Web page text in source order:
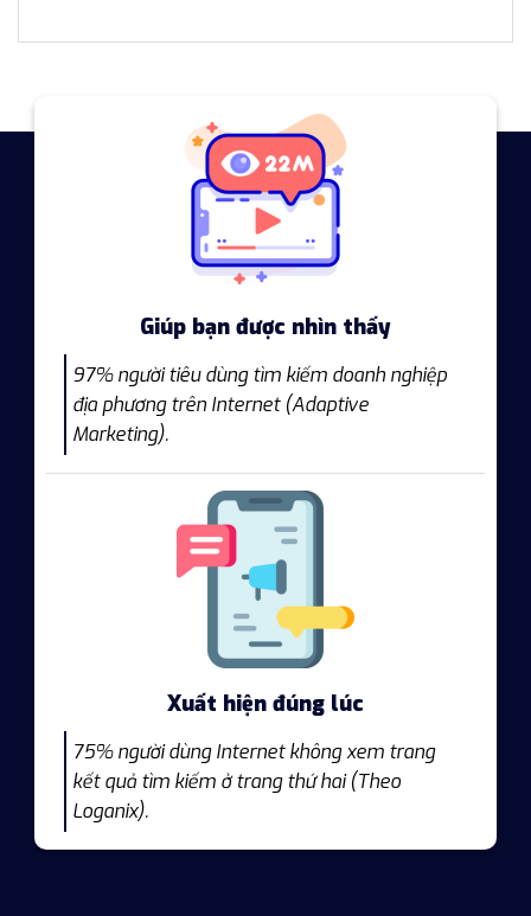
Giúp bạn được nhìn thấy
97% người tiêu dùng tìm kiếm doanh nghiệp
địa phương trên Internet (Adaptive
Marketing).
Xuất hiện đúng lúc
75% người dùng Internet không xem trang
kết quả tìm kiếm ở trang thứ hai (Theo
Loganix).